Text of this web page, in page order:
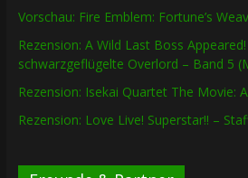
Vorschau: Fire Emblem: Fortune’s
Rezension: A Wild Last Boss
schwarzgeflügelte Overlord – Band 5
Rezension: Isekai Quartet The Movie:
Rezension: Love Live! Superstar!! –